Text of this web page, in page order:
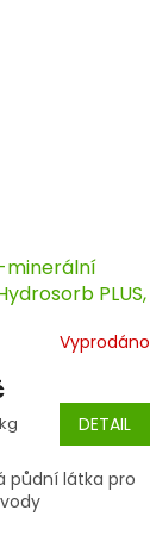
PLUS,
Vyprodáno
DETAIL
půdní látka pro